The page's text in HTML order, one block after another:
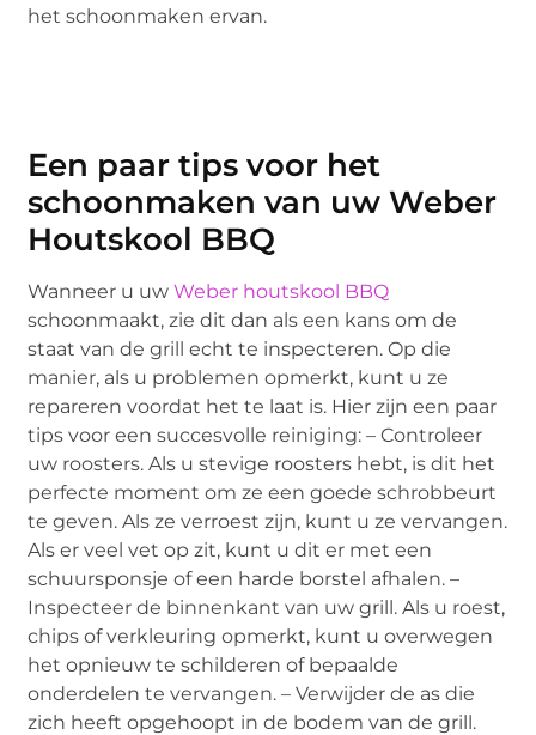
het schoonmaken ervan.
Een paar tips voor het
schoonmaken van uw Weber
Houtskool BBQ
Wanneer u uwWeber houtskool BBQ
schoonmaakt, zie dit dan als een kans om de
staat van de grill echt te inspecteren. Op die
manier, als u problemen opmerkt, kunt u ze
repareren voordat het te laat is. Hier zijn een paar
tips voor een succesvolle reiniging: – Controleer
uw roosters. Als u stevige roosters hebt, is dit het
perfecte moment om ze een goede schrobbeurt
te geven. Als ze verroest zijn, kunt u ze vervangen.
Als er veel vet op zit, kunt u dit er met een
schuursponsje of een harde borstel afhalen. –
Inspecteer de binnenkant van uw grill. Als u roest,
chips of verkleuring opmerkt, kunt u overwegen
het opnieuw te schilderen of bepaalde
onderdelen te vervangen. – Verwijder de as die
zich heeft opgehoopt in de bodem van de grill.